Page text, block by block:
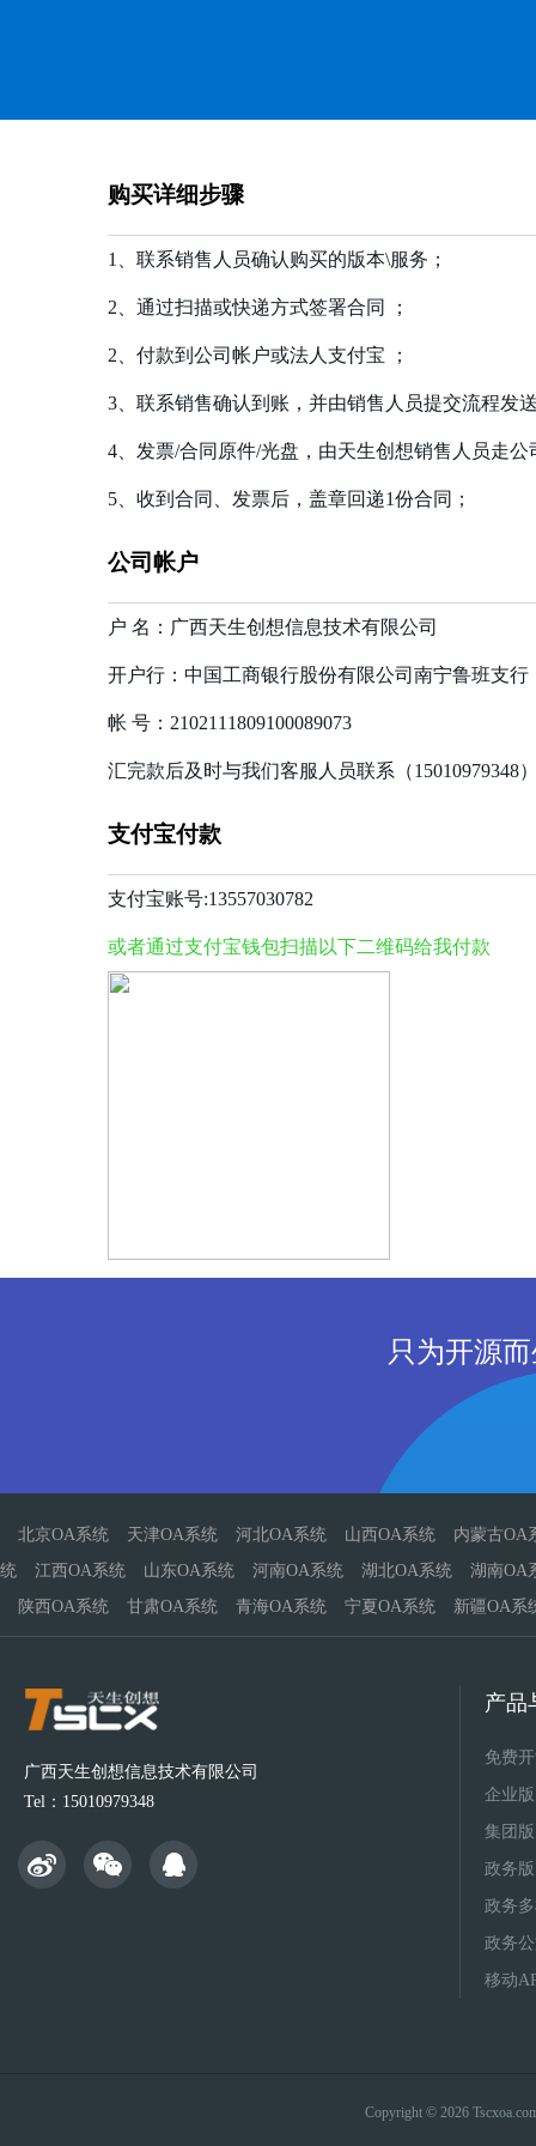
购买详细步骤
1、联系销售人员确认购买的版本\服务；
2、通过扫描或快递方式签署合同 ；
2、付款到公司帐户或法人支付宝 ；
3、联系销售确认到账，并由销售人员提交流程发
4、发票/合同原件/光盘，由天生创想销售人员走
5、收到合同、发票后，盖章回递1份合同；
公司帐户
户 名：广西天生创想信息技术有限公司
开户行：中国工商银行股份有限公司南宁鲁班支行
帐 号：2102111809100089073
汇完款后及时与我们客服人员联系（15010979348
支付宝付款
支付宝账号:13557030782
或者通过支付宝钱包扫描以下二维码给我付款
只为开源
北京OA系统 天津OA系统 河北OA系统 山西OA系统
内蒙古OA
统
江西OA系统 山东OA系统 河南OA系统 湖北OA系统
湖南OA
陕西OA系统
甘肃OA系统 青海OA系统 宁夏OA系统 新疆OA系
广西天生创想信息技术有限公司
Tel：15010979348
产品
免费
企业版
集团版
政务版
政务
政务
移动
Copyright © 2026